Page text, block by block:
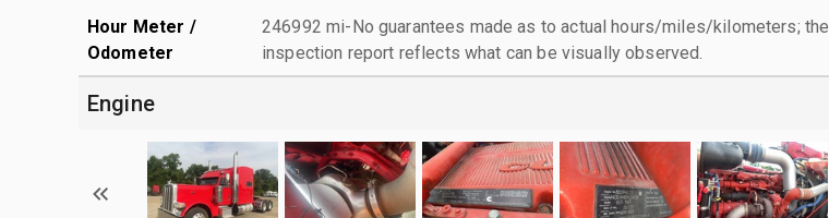
Hour Meter /
Odometer
246992 mi-No guarantees made as to actual hours/miles/kilometers; the
inspection report reflects what can be visually observed.
Engine